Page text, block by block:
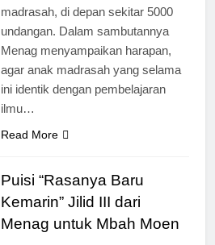
madrasah, di depan sekitar 5000
undangan. Dalam sambutannya
Menag menyampaikan harapan,
agar anak madrasah yang selama
ini identik dengan pembelajaran
ilmu…
Read More
Puisi “Rasanya Baru
Kemarin” Jilid III dari
Menag untuk Mbah Moen